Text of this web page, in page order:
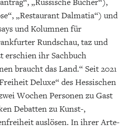
„Restaurant Dalmatia“) und
und Kolumnen für
Rundschau, taz und
erschien ihr Sachbuch
braucht das Land.“ Seit 2021
Deluxe“ des Hessischen
Wochen Personen zu Gast
Debatten zu Kunst-,
auslösen. In ihrer Arte-